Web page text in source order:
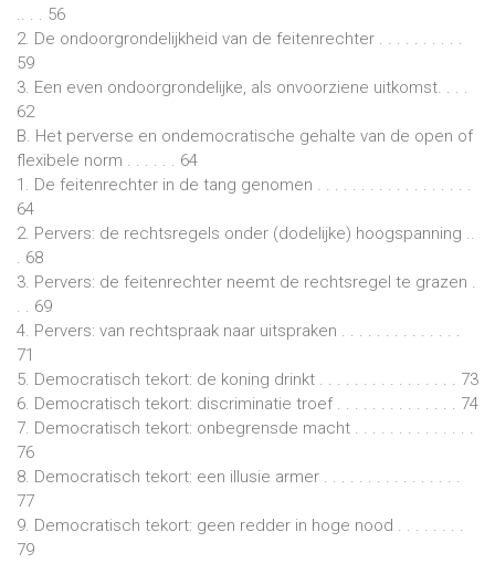
.. . . 56
2. De ondoorgrondelijkheid van de feitenrechter . . . . . . . . . .
59
3. Een even ondoorgrondelijke, als onvoorziene uitkomst. . . .
62
B. Het perverse en ondemocratische gehalte van de open of
flexibele norm . . . . . . 64
1. De feitenrechter in de tang genomen . . . . . . . . . . . . . . . . . .
64
2. Pervers: de rechtsregels onder (dodelijke) hoogspanning ..
. 68
3. Pervers: de feitenrechter neemt de rechtsregel te grazen .
. . 69
4. Pervers: van rechtspraak naar uitspraken . . . . . . . . . . . . . .
71
5. Democratisch tekort: de koning drinkt . . . . . . . . . . . . . . . . 73
6. Democratisch tekort: discriminatie troef . . . . . . . . . . . . . . 74
7. Democratisch tekort: onbegrensde macht . . . . . . . . . . . . . .
76
8. Democratisch tekort: een illusie armer . . . . . . . . . . . . . . . .
77
9. Democratisch tekort: geen redder in hoge nood . . . . . . . .
79